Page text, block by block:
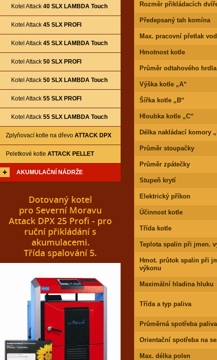
Kotel Attack 40 SLX LAMBDA Touch
Kotel Attack 45 SLX PROFI
Kotel Attack 45 SLX LAMBDA Touch
Kotel Attack 50 SLX PROFI
Kotel Attack 50 SLX LAMBDA Touch
Kotel Attack 55 SLX PROFI
Kotel Attack 55 SLX LAMBDA Touch
Zplyňovací kotle na dřevo ATTACK DPX
Peletkové kotle ATTACK PELLET
AKUMULAČNÍ NÁDRŽE
Dotovaný kotel
pro Severní Moravu
Attack DPX 25 Profi - pro
ruční přikládání s
akumulacemi.
Třída spalování 5.
Rozměr přikládacích
Předepsaný tah komína
Max. pracovní přetlak
Hmotnost kotle
Průměr odtahového hrdla
Výška kotle „A“
Šířka kotle „B“
Hloubka kotle „C“
Délka nakládací komory
Průměr stoupačky
Průměr zpátečky
Stupeň krytí
Elektrický příkon
Účinnost kotle
Třída kotle
Teplota spalin při jmen.
Hmot. průtok spalin při
výkonu
Maximální hladina hluku
Třída a typ paliva
Průměrná spotřeba paliva
Orientační spotřeba na
Max. délka polen